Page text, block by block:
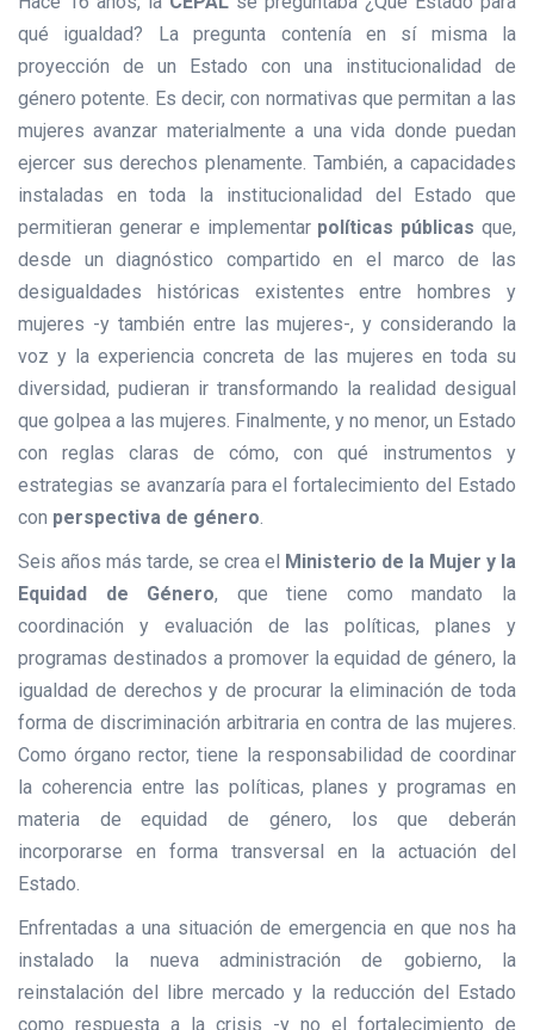
qué igualdad? La pregunta contenía en sí misma la
proyección de un Estado con una institucionalidad de
género potente. Es decir, con normativas que permitan a las
mujeres avanzar materialmente a una vida donde puedan
ejercer sus derechos plenamente. También, a capacidades
instaladas en toda la institucionalidad del Estado que
permitieran generar e implementar políticas públicas que,
desde un diagnóstico compartido en el marco de las
desigualdades históricas existentes entre hombres y
mujeres -y también entre las mujeres-, y considerando la
voz y la experiencia concreta de las mujeres en toda su
diversidad, pudieran ir transformando la realidad desigual
que golpea a las mujeres. Finalmente, y no menor, un Estado
con reglas claras de cómo, con qué instrumentos y
estrategias se avanzaría para el fortalecimiento del Estado
con perspectiva de género
Seis años más tarde, se crea el Ministerio de la Mujer y la
Equidad de Género, que tiene como mandato la
coordinación y evaluación de las políticas, planes y
programas destinados a promover la equidad de género, la
igualdad de derechos y de procurar la eliminación de toda
forma de discriminación arbitraria en contra de las mujeres.
Como órgano rector, tiene la responsabilidad de coordinar
la coherencia entre las políticas, planes y programas en
materia de equidad de género, los que deberán
incorporarse en forma transversal en la actuación del
Estado.
Enfrentadas a una situación de emergencia en que nos ha
instalado la nueva administración de gobierno, la
reinstalación del libre mercado y la reducción del Estado
como respuesta a la crisis -y no el fortalecimiento de